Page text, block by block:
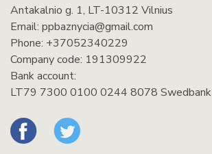
Antakalnio g. 1, LT-10312 Vilnius
Email: ppbaznycia@gmail.com
Phone: +37052340229
Company code: 191309922
Bank account:
LT79 7300 0100 0244 8078 Swedbank